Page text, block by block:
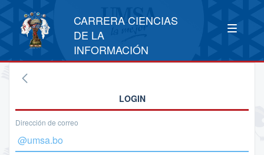
CARRERA CIENCIAS
DE LA
INFORMACIÓN
LOGIN
Dirección de correo